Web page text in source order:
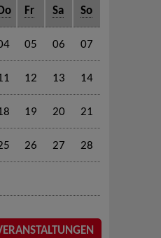
Fr Sa So
05 06 07
12 13 14
19 20 21
26 27 28